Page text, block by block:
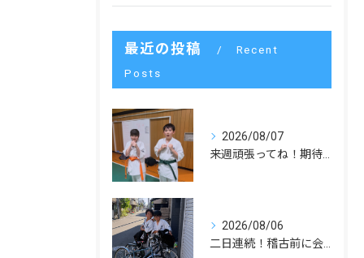
最近の投稿
Recent
Posts
2026/08/07
2026/08/06